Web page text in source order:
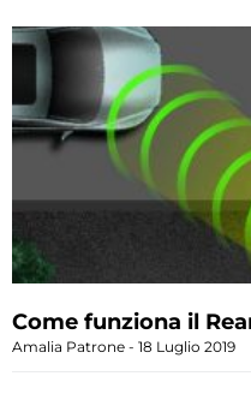
Come funziona il
Amalia Patrone 18 Luglio 2019